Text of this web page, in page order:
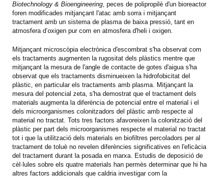
Biotechnology & Bioengineering, peces de polipropilè d'un bioreactor
foren modificades mitjançant l'atac amb sorra i mitjançant
tractament amb un sistema de plasma de baixa pressió, tant en
atmosfera d’oxigen pur com en atmosfera d'heli i oxigen.
Mitjançant microscòpia electrònica d'escombrat s'ha observat com
els tractaments augmenten la rugositat dels plàstics mentre que
mitjançant la mesura de l'angle de contacte de gotes d'aigua s'ha
observat que els tractaments disminueixen la hidrofobicitat del
plàstic, en particular els tractaments amb plasma. Mitjançant la
mesura del potencial zeta, s'ha demostrat que el tractament dels
materials augmenta la diferència de potencial entre el material i el
dels microorganismes colonitzadors del plàstic amb respecte al
material no tractat. Tots tres factors afavoreixen la colonització del
plàstic per part dels microorganismes respecte el material no tractat
tot i que la utilització dels materials en biofiltres percoladors per al
tractament de toluè no revelen diferències significatives en l'eficàcia
del tractament durant la posada en marxa. Estudis de deposició de
cèl·lules sobre els quatre materials han permès determinar que hi ha
altres factors addicionals que caldria investigar com la